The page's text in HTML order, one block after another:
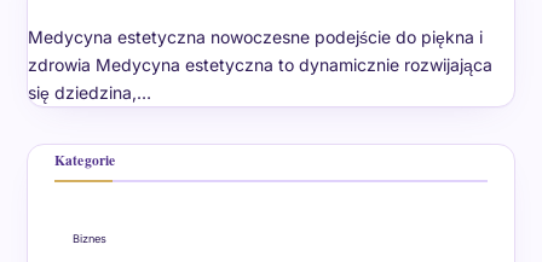
Medycyna estetyczna nowoczesne podejście do piękna i
zdrowia Medycyna estetyczna to dynamicznie rozwijająca
się dziedzina,…
Kategorie
Biznes